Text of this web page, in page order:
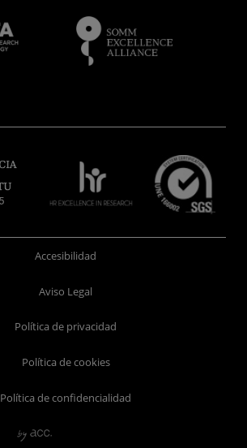
Accesibilidad
Aviso Legal
Política de privacidad
Política de cookies
Política de confidencialidad